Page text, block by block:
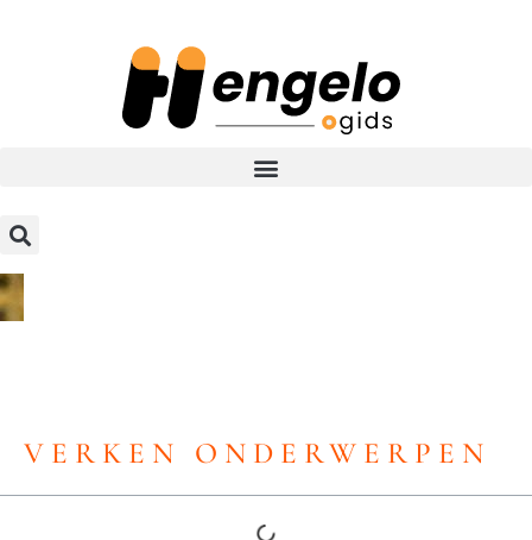
VERKEN ONDERWERPEN